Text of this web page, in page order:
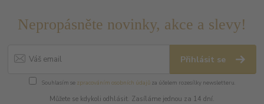
Nepropásněte novinky, akce a slevy!
Přihlásit se
Souhlasím se zpracováním osobních údajůza účelem rozesílky newsletteru.
Můžete se kdykoli odhlásit. Zasíláme jednou za 14 dní.